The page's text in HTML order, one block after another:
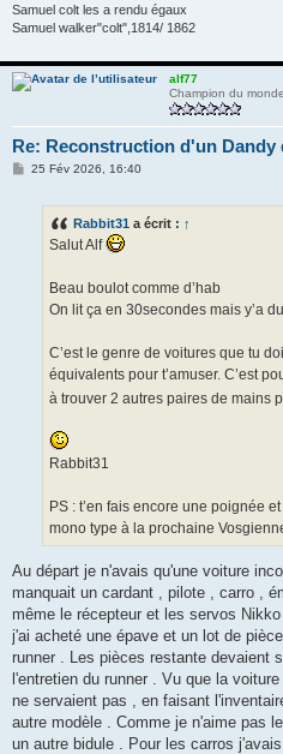
Samuel colt les a rendu égaux
Samuel walker"colt",1814/ 1862
alf77
Champion du monde
Re: Reconstruction d'un Dandy
M25 Fév 2026, 16:40
Rabbit31 a écrit : ↑
Salut Alf
Beau boulot comme d’hab
On lit ça en 30secondes mais y’a
C’est le genre de voitures que tu
équivalents pour t’amuser. C’est
à trouver 2 autres paires de mains
Rabbit31
PS : t’en fais encore une poignée
mono type à la prochaine
Au départ je n'avais qu'une voiture
manquait un cardant , pilote , carro ,
même le récepteur et les servos
j'ai acheté une épave et un lot de
runner . Les pièces restante devaient
l'entretien du runner . Vu que la
ne servaient pas , en faisant
autre modèle . Comme je n'aime pas
un autre bidule . Pour les carros